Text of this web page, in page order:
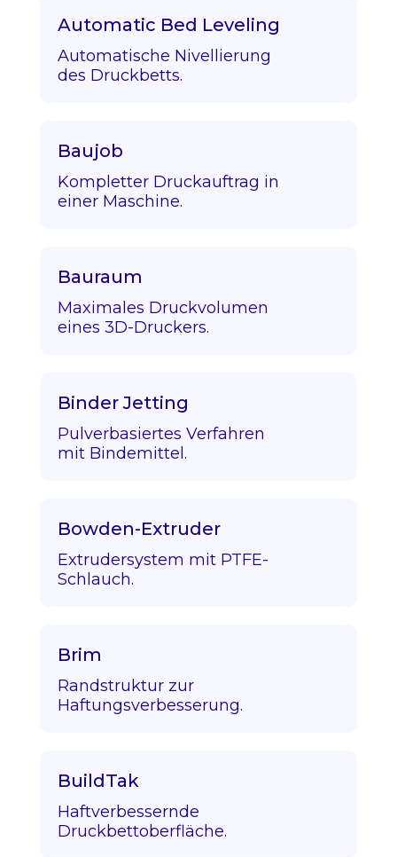
Automatic Bed Leveling
Automatische Nivellierung
des Druckbetts.
Baujob
Kompletter Druckauftrag in
einer Maschine.
Bauraum
Maximales Druckvolumen
eines 3D-Druckers.
Binder Jetting
Pulverbasiertes Verfahren
mit Bindemittel.
Bowden-Extruder
Extrudersystem mit PTFE-
Schlauch.
Brim
Randstruktur zur
Haftungsverbesserung.
BuildTak
Haftverbessernde
Druckbettoberfläche.